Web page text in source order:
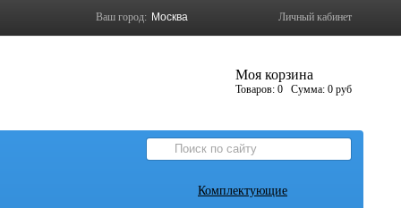
Личный кабинет
Ваш город:
Моя корзина
Товаров: 0 Сумма: 0 руб
Комплектующие